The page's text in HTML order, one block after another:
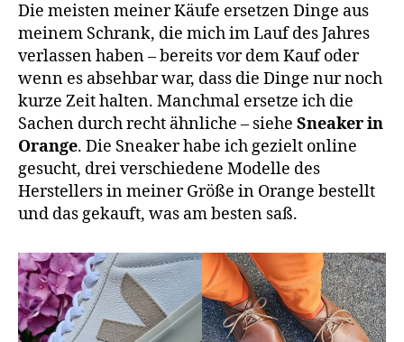
Die meisten meiner Käufe ersetzen Dinge aus
meinem Schrank, die mich im Lauf des Jahres
verlassen haben – bereits vor dem Kauf oder
wenn es absehbar war, dass die Dinge nur noch
kurze Zeit halten. Manchmal ersetze ich die
Sachen durch recht ähnliche – siehe Sneaker in
Orange. Die Sneaker habe ich gezielt online
gesucht, drei verschiedene Modelle des
Herstellers in meiner Größe in Orange bestellt
und das gekauft, was am besten saß.